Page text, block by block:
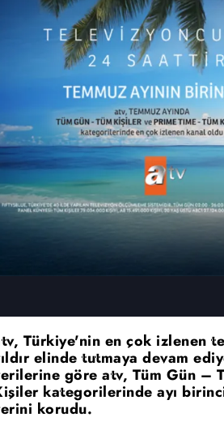
Türkiye'nin en çok izlenen
elinde tutmaya devam
göre atv, Tüm Gün –
kategorilerinde ayı
korudu.